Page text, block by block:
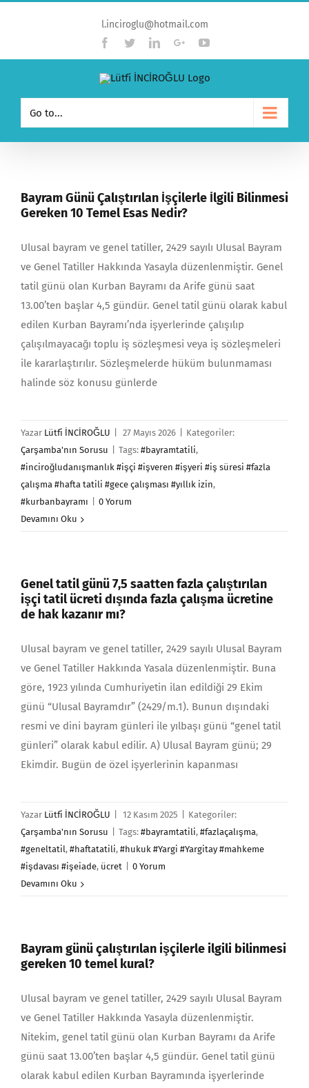
l.inciroglu@hotmail.com
Facebook
TwitterLinkedinGoogle+YouTube
Go to...
Bayram Günü Çalıştırılan İşçilerle İlgili Bilinmesi
Gereken 10 Temel Esas Nedir?
Ulusal bayram ve genel tatiller, 2429 sayılı Ulusal Bay­ram
ve Genel Tatiller Hakkında Yasayla düzenlenmiştir. Genel
tatil günü olan Kurban Bayramı da Arife günü saat
13.00’ten başlar 4,5 gündür. Genel tatil günü olarak kabul
edilen Kurban Bayramı’nda işyerlerinde çalışılıp
çalışılmayacağı toplu iş sözleşmesi veya iş sözleşmeleri
ile kararlaştırılır. Sözleşmelerde hüküm bulunmaması
halinde söz konusu günlerde
Yazar Lütfi İNCİROĞLU 27 Mayıs 2026
Kategoriler:
Çarşamba'nın Sorusu
Tags: #bayramtatili,
#inciroğludanışmanlık #işçi #işveren #işyeri #iş süresi #fazla
çalışma #hafta tatili #gece çalışması #yıllık izin,
#kurbanbayramı
0 Yorum
Devamını Oku
Genel tatil günü 7,5 saatten fazla çalıştırılan
işçi tatil ücreti dışında fazla çalışma ücretine
de hak kazanır mı?
Ulusal bayram ve genel tatiller, 2429 sayılı Ulusal Bay­ram
ve Genel Tatiller Hakkında Yasala düzenlenmiştir. Buna
göre, 1923 yı­lında Cumhuriyetin ilan edildiği 29 Ekim
günü “Ulusal Bayramdır” (2429/m.1). Bunun dışındaki
resmi ve dini bayram günleri ile yılbaşı günü “genel tatil
günleri” olarak kabul edilir. A) Ulusal Bayram günü; 29
Ekimdir. Bugün de özel işyerlerinin ka­pan­ması
Yazar Lütfi İNCİROĞLU 12 Kasım 2025
Kategoriler:
Çarşamba'nın Sorusu
Tags: #bayramtatili, #fazlaçalışma,
#geneltatil, #haftatatili, #hukuk #Yargi #Yargitay #mahkeme
#işdavası #işeiade, ücret
0 Yorum
Devamını Oku
Bayram günü çalıştırılan işçilerle ilgili bilinmesi
gereken 10 temel kural?
Ulusal bayram ve genel tatiller, 2429 sayılı Ulusal Bay­ram
ve Genel Tatiller Hakkında Yasayla düzenlenmiştir.
Nitekim, genel tatil günü olan Kurban Bayramı da Arife
günü saat 13.00’ten başlar 4,5 gündür. Genel tatil günü
olarak kabul edilen Kurban Bayramında işyerlerinde